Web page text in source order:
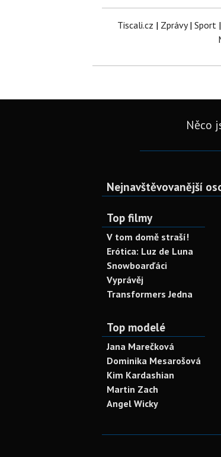
Tiscali.cz | Zprávy| Sport|
Něco
Nejnavštěvovanější
Top filmy
V tom domě straší!
Erótica: Luz de Luna
Snowboarďáci
Vyprávěj
Transformers Jedna
Top modelé
Jana Marečková
Dominika Mesarošová
Kim Kardashian
Martin Zach
Angel Wicky